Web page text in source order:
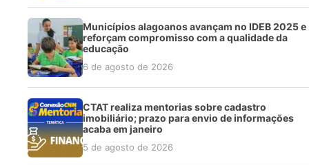
Municípios alagoanos avançam no IDEB 2025 e
reforçam compromisso com a qualidade da
educação
6 de agosto de 2026
CTAT realiza mentorias sobre cadastro
imobiliário; prazo para envio de informações
acaba em janeiro
5 de agosto de 2026